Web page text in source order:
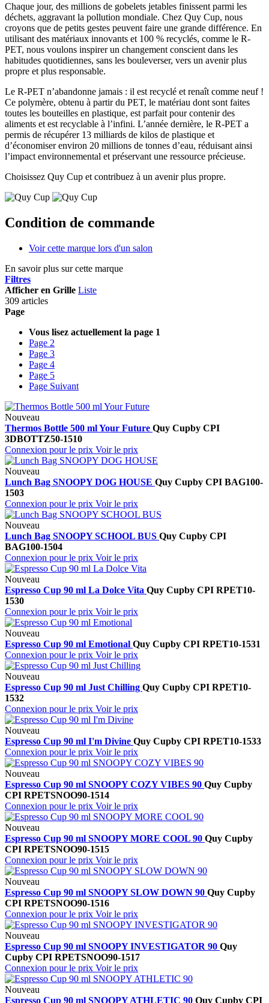
Chaque jour, des millions de gobelets jetables finissent parmi les
déchets, aggravant la pollution mondiale. Chez Quy Cup, nous
croyons que de petits gestes peuvent faire une grande différence. En
utilisant des matériaux innovants et 100 % recyclés, comme le R-
PET, nous voulons inspirer un changement conscient dans les
habitudes quotidiennes, sans les bouleverser, vers un avenir plus
propre et plus responsable.
Le R-PET n’abandonne jamais : il est recyclé et renaît comme neuf !
Ce polymère, obtenu à partir du PET, le matériau dont sont faites
toutes les bouteilles en plastique, est parfait pour contenir des
aliments et est recyclable à l’infini. L’année dernière, le R-PET a
permis de récupérer 13 milliards de kilos de plastique et
d’économiser environ 20 millions de tonnes d’eau, réduisant ainsi
l’impact environnemental et préservant une ressource précieuse.
Choisissez Quy Cup et contribuez à un avenir plus propre.
Condition de commande
Voir cette marque lors d'un salon
En savoir plus sur cette marque
Filtres
Afficher en Grille Liste
309 articles
Page
Vous lisez actuellement la page 1
Page 2
Page 3
Page 4
Page 5
Page Suivant
Nouveau
Thermos Bottle 500 ml Your Future Quy Cupby CPI
3DBOTTZ50-1510
Connexion pour le prix Voir le prix
Nouveau
Lunch Bag SNOOPY DOG HOUSE Quy Cupby CPI BAG100-
1503
Connexion pour le prix Voir le prix
Nouveau
Lunch Bag SNOOPY SCHOOL BUS Quy Cupby CPI
BAG100-1504
Connexion pour le prix Voir le prix
Nouveau
Espresso Cup 90 ml La Dolce Vita Quy Cupby CPI RPET10-
1530
Connexion pour le prix Voir le prix
Nouveau
Espresso Cup 90 ml Emotional Quy Cupby CPI RPET10-1531
Connexion pour le prix Voir le prix
Nouveau
Espresso Cup 90 ml Just Chilling Quy Cupby CPI RPET10-
1532
Connexion pour le prix Voir le prix
Nouveau
Espresso Cup 90 ml I'm Divine Quy Cupby CPI RPET10-1533
Connexion pour le prix Voir le prix
Nouveau
Espresso Cup 90 ml SNOOPY COZY VIBES 90 Quy Cupby
CPI RPETSNOO90-1514
Connexion pour le prix Voir le prix
Nouveau
Espresso Cup 90 ml SNOOPY MORE COOL 90 Quy Cupby
CPI RPETSNOO90-1515
Connexion pour le prix Voir le prix
Nouveau
Espresso Cup 90 ml SNOOPY SLOW DOWN 90 Quy Cupby
CPI RPETSNOO90-1516
Connexion pour le prix Voir le prix
Nouveau
Espresso Cup 90 ml SNOOPY INVESTIGATOR 90 Quy
Cupby CPI RPETSNOO90-1517
Connexion pour le prix Voir le prix
Nouveau
Espresso Cup 90 ml SNOOPY ATHLETIC 90 Quy Cupby CPI